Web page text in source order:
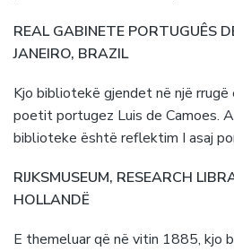
REAL GABINETE PORTUGUÊS
JANEIRO, BRAZIL
Kjo bibliotekë gjendet në një rrugë
poetit portugez Luis de Camoes.
biblioteke është reflektim I asaj
RIJKSMUSEUM, RESEARCH
HOLLANDË
E themeluar që në vitin 1885, kjo